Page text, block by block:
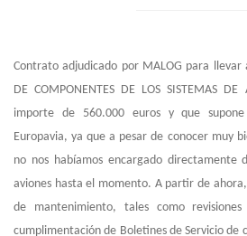
Contrato adjudicado por MALOG para llevar
DE COMPONENTES DE LOS SISTEMAS
importe de 560.000 euros y que
Europavia, ya que a pesar de conocer muy
no nos habíamos encargado directamente
aviones hasta el momento. A partir de
de mantenimiento, tales como
cumplimentación de Boletines de Servicio de